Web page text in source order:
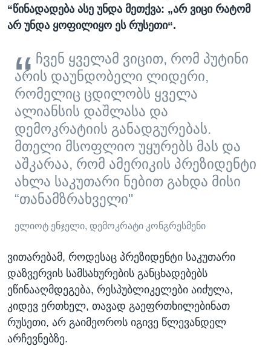
“წინადადება ასე უნდა მეთქვა: „არ ვიცი რატომ
არ უნდა ყოფილიყო ეს რუსეთი“.
ჩვენ ყველამ ვიცით, რომ პუტინი
არის დაუნდობელი ლიდერი,
რომელიც ცდილობს ყველა
ალიანსის დაშლასა და
დემოკრატიის განადგურებას.
მთელი მსოფლიო უყურებს მას და
აშკარაა, რომ ამერიკის პრეზიდენტი
ახლა საკუთარი ნებით გახდა მისი
“თანამზრახველი"
ელიოტ ენჯელი, დემოკრატი კონგრესმენი
ვითარებამ, როდესაც პრეზიდენტი საკუთარი
დაზვერვის სამსახურების განცხადებებს
ეწინააღმდეგება, რესპუბლიკელები აიძულა,
კიდევ ერთხელ, თავად გაეფრთხილებინათ
რუსეთი, არ გაიმეოროს იგივე წლევანდელ
არჩევნებზე.